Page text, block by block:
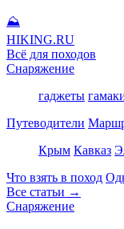
⛰
HIKING.RU
Всё для походов
Снаряжение
гаджеты
Путеводители
Крым Кавказ
Что взять в поход
Все статьи →
Снаряжение